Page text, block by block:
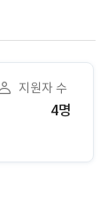
지원자 수
4명